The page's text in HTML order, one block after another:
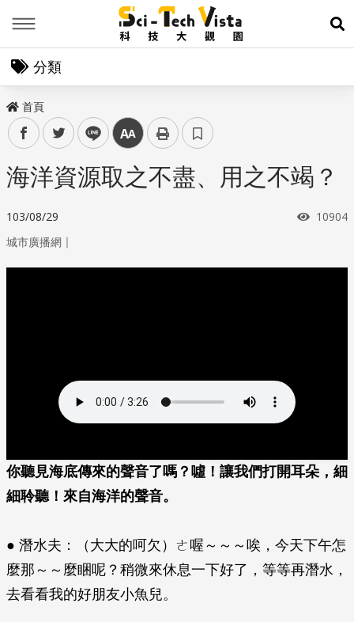
展
分類
首頁
facebooktwitter line 中
海洋資源取之不盡、用之不竭？
103/08/29 瀏覽次
10904
城市廣播網 ｜
你聽見海底傳來的聲音了嗎？噓！讓我們打開耳朵，細
細聆聽！來自海洋的聲音。
● 潛水夫：（大大的呵欠）ㄜ喔～～～唉，今天下午怎
麼那～～麼睏呢？稍微來休息一下好了，等等再潛水，
去看看我的好朋友小魚兒。